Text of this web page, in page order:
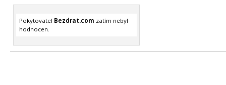
Pokytovatel Bezdrat.com zatím nebyl
hodnocen.